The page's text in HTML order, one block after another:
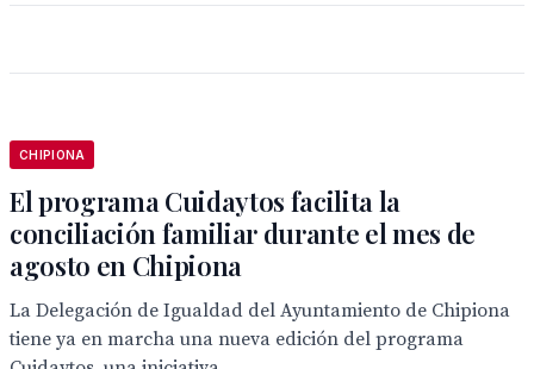
CHIPIONA
El programa Cuidaytos facilita la
conciliación familiar durante el mes de
agosto en Chipiona
La Delegación de Igualdad del Ayuntamiento de Chipiona
tiene ya en marcha una nueva edición del programa